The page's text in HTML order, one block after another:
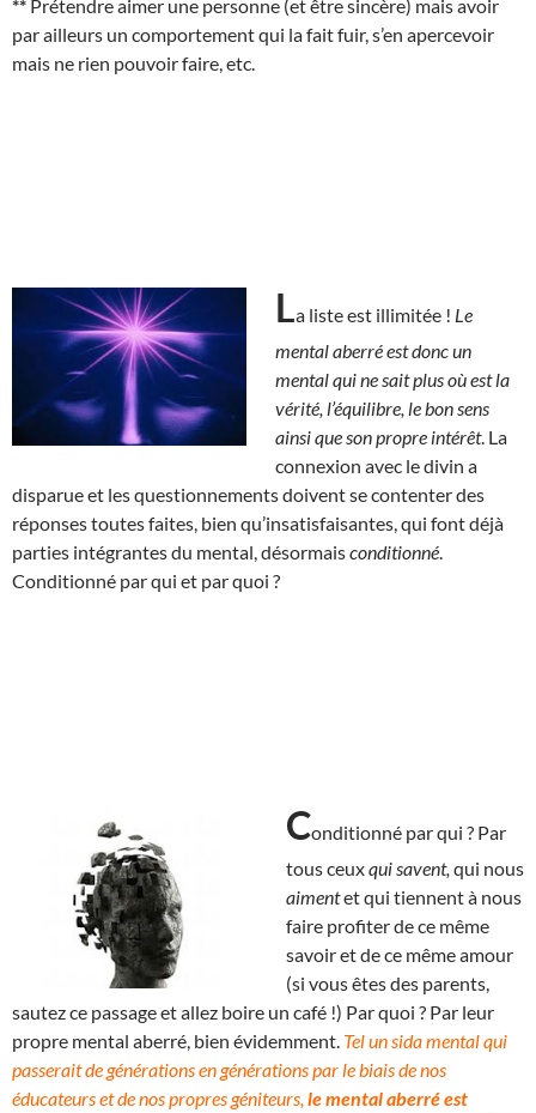
** Prétendre aimer une personne (et être sincère) mais avoir
par ailleurs un comportement qui la fait fuir, s’en apercevoir
mais ne rien pouvoir faire, etc.
La liste est illimitée ! Le
mental aberré est donc un
mental qui ne sait plus où est la
vérité, l’équilibre, le bon sens
ainsi que son propre intérêt. La
connexion avec le divin a
disparue et les questionnements doivent se contenter des
réponses toutes faites, bien qu’insatisfaisantes, qui font déjà
parties intégrantes du mental, désormaisconditionné
Conditionné par qui et par quoi ?
Conditionné par qui ? Par
tous ceuxqui savent, qui nous
aimentet qui tiennent à nous
faire profiter de ce même
savoir et de ce même amour
(si vous êtes des parents,
sautez ce passage et allez boire un café !) Par quoi ? Par leur
propre mental aberré, bien évidemment. Tel un sida mental qui
passerait de générations en générations par le biais de nos
éducateurs et de nos propres géniteurs, le mental aberré est